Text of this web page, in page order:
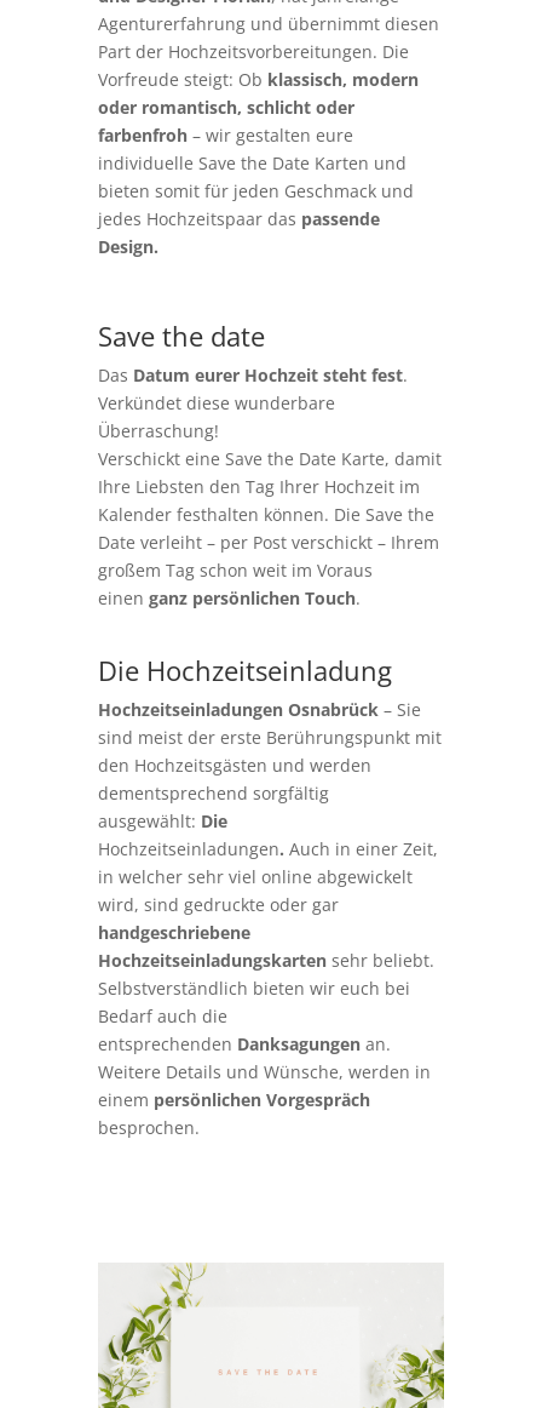
Agenturerfahrung und übernimmt diesen
Part der Hochzeitsvorbereitungen. Die
Vorfreude steigt: Ob klassisch, modern
oder romantisch, schlicht oder
farbenfroh– wir gestalten eure
individuelle Save the Date Karten und
bieten somit für jeden Geschmack und
jedes Hochzeitspaar das passende
Design.
Save the date
Das Datum eurer Hochzeit steht fest.
Verkündet diese wunderbare
Überraschung!
Verschickt eine Save the Date Karte, damit
Ihre Liebsten den Tag Ihrer Hochzeit im
Kalender festhalten können. Die Save the
Date verleiht – per Post verschickt – Ihrem
großem Tag schon weit im Voraus
einen ganz persönlichen Touch.
Die Hochzeitseinladung
Hochzeitseinladungen Osnabrück – Sie
sind meist der erste Berührungspunkt mit
den Hochzeitsgästen und werden
dementsprechend sorgfältig
ausgewählt: Die
Hochzeitseinladungen. Auch in einer Zeit,
in welcher sehr viel online abgewickelt
wird, sind gedruckte oder gar
handgeschriebene
Hochzeitseinladungskartensehr beliebt.
Selbstverständlich bieten wir euch bei
Bedarf auch die
entsprechenden Danksagungenan.
Weitere Details und Wünsche, werden in
einem persönlichen Vorgespräch
besprochen.